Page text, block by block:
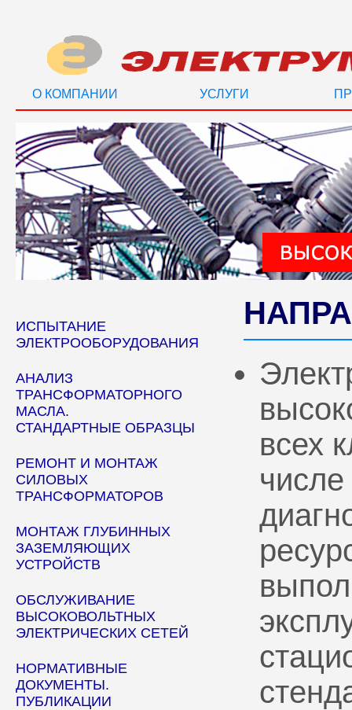
О КОМПАНИИ УСЛУГИ
ИСПЫТАНИЕ
ЭЛЕКТРООБОРУДОВАНИЯ
АНАЛИЗ
ТРАНСФОРМАТОРНОГО
МАСЛА.
СТАНДАРТНЫЕ ОБРАЗЦЫ
РЕМОНТ И МОНТАЖ
СИЛОВЫХ
ТРАНСФОРМАТОРОВ
МОНТАЖ ГЛУБИННЫХ
ЗАЗЕМЛЯЮЩИХ
УСТРОЙСТВ
ОБСЛУЖИВАНИЕ
ВЫСОКОВОЛЬТНЫХ
ЭЛЕКТРИЧЕСКИХ СЕТЕЙ
НОРМАТИВНЫЕ
ДОКУМЕНТЫ.
ПУБЛИКАЦИИ
всех